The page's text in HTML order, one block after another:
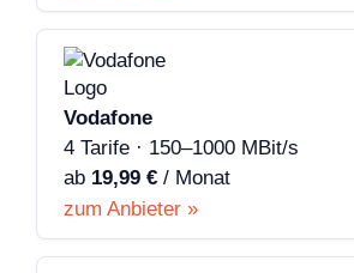
Vodafone
4 Tarife · 150–1000 MBit/s
ab 19,99 € / Monat
zum Anbieter »